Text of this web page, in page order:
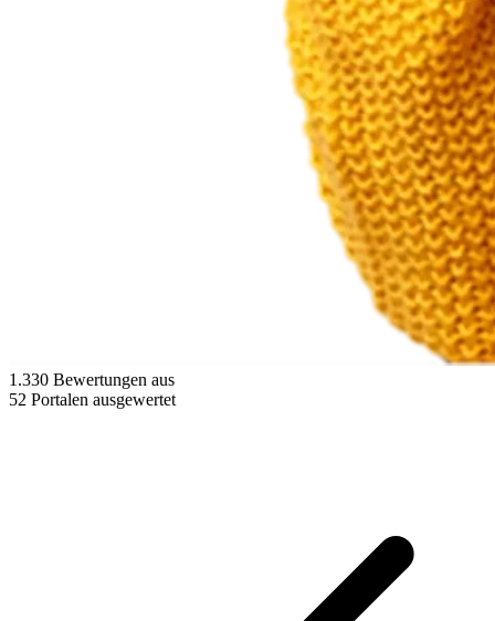
1.330 Bewertungen aus
52 Portalen ausgewertet